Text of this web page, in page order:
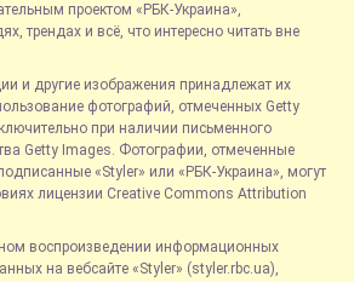
проектом «РБК-Украина»,
трендах и всё, что интересно читать вне
и другие изображения принадлежат их
фотографий, отмеченных Getty
при наличии письменного
Getty Images. Фотографии, отмеченные
«Styler» или «РБК-Украина», могут
лицензии Creative Commons Attribution
воспроизведении информационных
на вебсайте «Styler» (styler.rbc.ua),